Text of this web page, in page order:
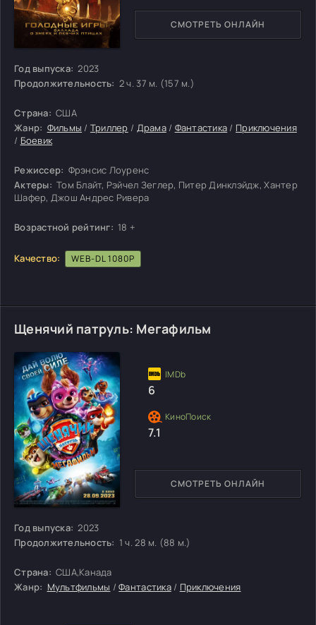
Год выпуска: 2023
Продолжительность: 2 ч. 37 м. (157 м.)
Страна: США
Жанр: Фильмы / Триллер / Драма/ Фантастика / Приключения
/ Боевик
Режиссер: Фрэнсис Лоуренс
Актеры: Том Блайт, Рэйчел Зеглер, Питер Динклэйдж, Хантер
Шафер, Джош Андрес Ривера
Возрастной рейтинг: 18 +
Качество: WEB-DL 1080P
СМОТРЕТЬ ОНЛАЙН
Щенячий патруль: Мегафильм
Год выпуска: 2023
Продолжительность: 1 ч. 28 м. (88 м.)
Страна: США,Канада
Жанр: Мультфильмы /Фантастика/ Приключения
СМОТРЕТЬ ОНЛАЙН
6
7.1